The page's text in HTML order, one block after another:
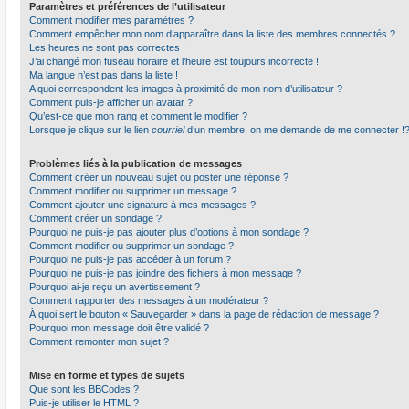
Paramètres et préférences de l’utilisateur
Comment modifier mes paramètres ?
Comment empêcher mon nom d’apparaître dans la liste des membres connectés ?
Les heures ne sont pas correctes !
J’ai changé mon fuseau horaire et l’heure est toujours incorrecte !
Ma langue n’est pas dans la liste !
A quoi correspondent les images à proximité de mon nom d’utilisateur ?
Comment puis-je afficher un avatar ?
Qu’est-ce que mon rang et comment le modifier ?
Lorsque je clique sur le lien courrield’un membre, on me demande de me connecter !?
Problèmes liés à la publication de messages
Comment créer un nouveau sujet ou poster une réponse ?
Comment modifier ou supprimer un message ?
Comment ajouter une signature à mes messages ?
Comment créer un sondage ?
Pourquoi ne puis-je pas ajouter plus d’options à mon sondage ?
Comment modifier ou supprimer un sondage ?
Pourquoi ne puis-je pas accéder à un forum ?
Pourquoi ne puis-je pas joindre des fichiers à mon message ?
Pourquoi ai-je reçu un avertissement ?
Comment rapporter des messages à un modérateur ?
À quoi sert le bouton « Sauvegarder » dans la page de rédaction de message ?
Pourquoi mon message doit être validé ?
Comment remonter mon sujet ?
Mise en forme et types de sujets
Que sont les BBCodes ?
Puis-je utiliser le HTML ?